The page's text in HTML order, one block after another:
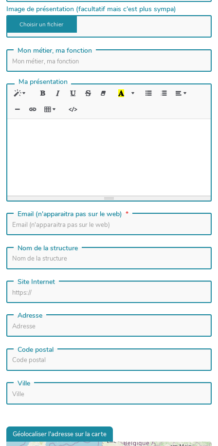
Image de présentation (facultatif mais c'est plus sympa)
Mon métier, ma fonction
Ma présentation
Email (n'apparaitra pas sur le web)
Nom de la structure
Site Internet
Adresse
Code postal
Ville
Géolocaliser l'adresse sur la carte